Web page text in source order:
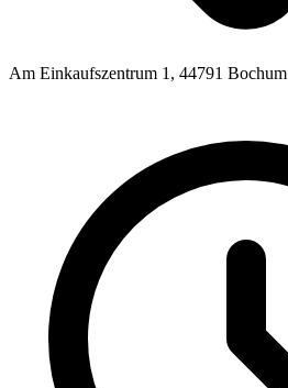
Am Einkaufszentrum 1, 44791 Bochum